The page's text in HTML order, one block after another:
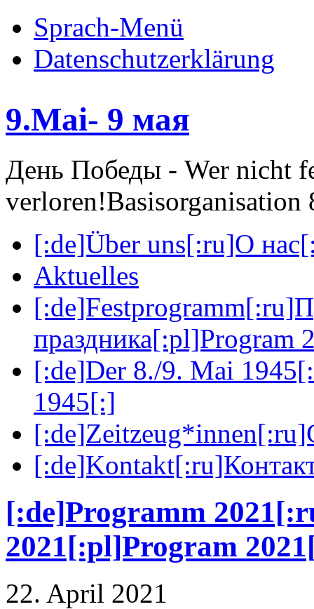
Sprach-Menü
Datenschutzerklärung
9.Mai- 9 мая
День Победы - Wer nicht
verloren!
[:de]Über uns[:ru]О
Aktuelles
праздника[:pl]Program
[:de]Der 8./9. Mai
1945[:]
[:de]Programm
2021[:pl]Program
22. April 2021